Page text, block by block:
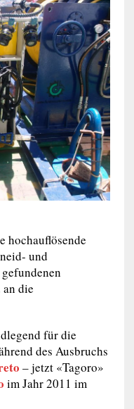
hochauflösende
und
die
für die
des Ausbruchs
– jetzt «Tagoro»
im Jahr 2011 im